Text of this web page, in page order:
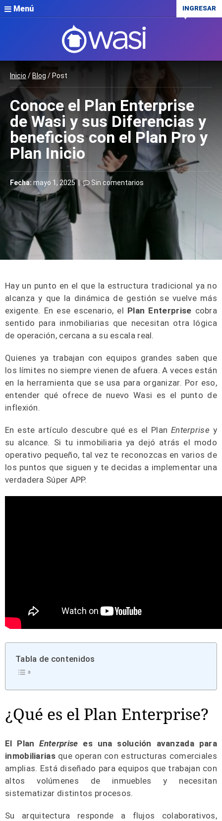
Menú INGRESAR
Inicio / Blog / Post
Conoce el Plan Enterprise
de Wasi y sus Diferencias y
beneficios con el Plan Pro y
Plan Inicio
Fecha: mayo 1, 2025 | Sin comentarios
Hay un punto en el que la estructura tradicional ya no
alcanza y que la dinámica de gestión se vuelve más
exigente. En ese escenario, el Plan Enterprise cobra
sentido para inmobiliarias que necesitan otra lógica
de operación, cercana a su escala real.
Quienes ya trabajan con equipos grandes saben que
los límites no siempre vienen de afuera. A veces están
en la herramienta que se usa para organizar. Por eso,
entender qué ofrece de nuevo Wasi es el punto de
inflexión.
En este artículo descubre qué es el Plan Enterprise y
su alcance. Si tu inmobiliaria ya dejó atrás el modo
operativo pequeño, tal vez te reconozcas en varios de
los puntos que siguen y te decidas a implementar una
verdadera Súper APP.
Tabla de contenidos
¿Qué es el Plan Enterprise?
El PlanEnterprise es una solución avanzada para
inmobiliariasque operan con estructuras comerciales
amplias. Está diseñado para equipos que trabajan con
altos volúmenes de inmuebles y necesitan
sistematizar distintos procesos.
Su arquitectura responde a flujos colaborativos,